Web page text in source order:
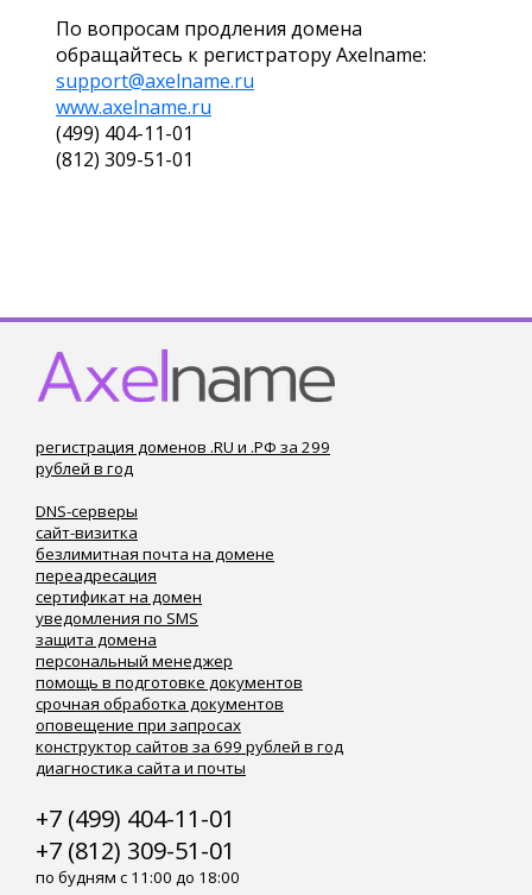
По вопросам продления домена
обращайтесь к регистратору Axelname:
support@axelname.ru
www.axelname.ru
(499) 404-11-01
(812) 309-51-01
регистрация доменов .RU и .РФ за 299
рублей в год
DNS-серверы
сайт-визитка
безлимитная почта на домене
переадресация
сертификат на домен
уведомления по SMS
защита домена
персональный менеджер
помощь в подготовке документов
срочная обработка документов
оповещение при запросах
конструктор сайтов за 699 рублей в год
диагностика сайта и почты
+7 (499) 404-11-01
+7 (812) 309-51-01
по будням с 11:00 до 18:00